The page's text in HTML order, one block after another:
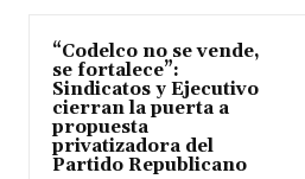
“Codelco no se vende,
se fortalece”:
Sindicatos y Ejecutivo
cierran la puerta a
propuesta
privatizadora del
Partido Republicano